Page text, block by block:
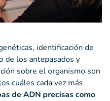
identificación de
de los antepasados y
sobre el organismo son
cuáles cada vez más
de ADN precisas como